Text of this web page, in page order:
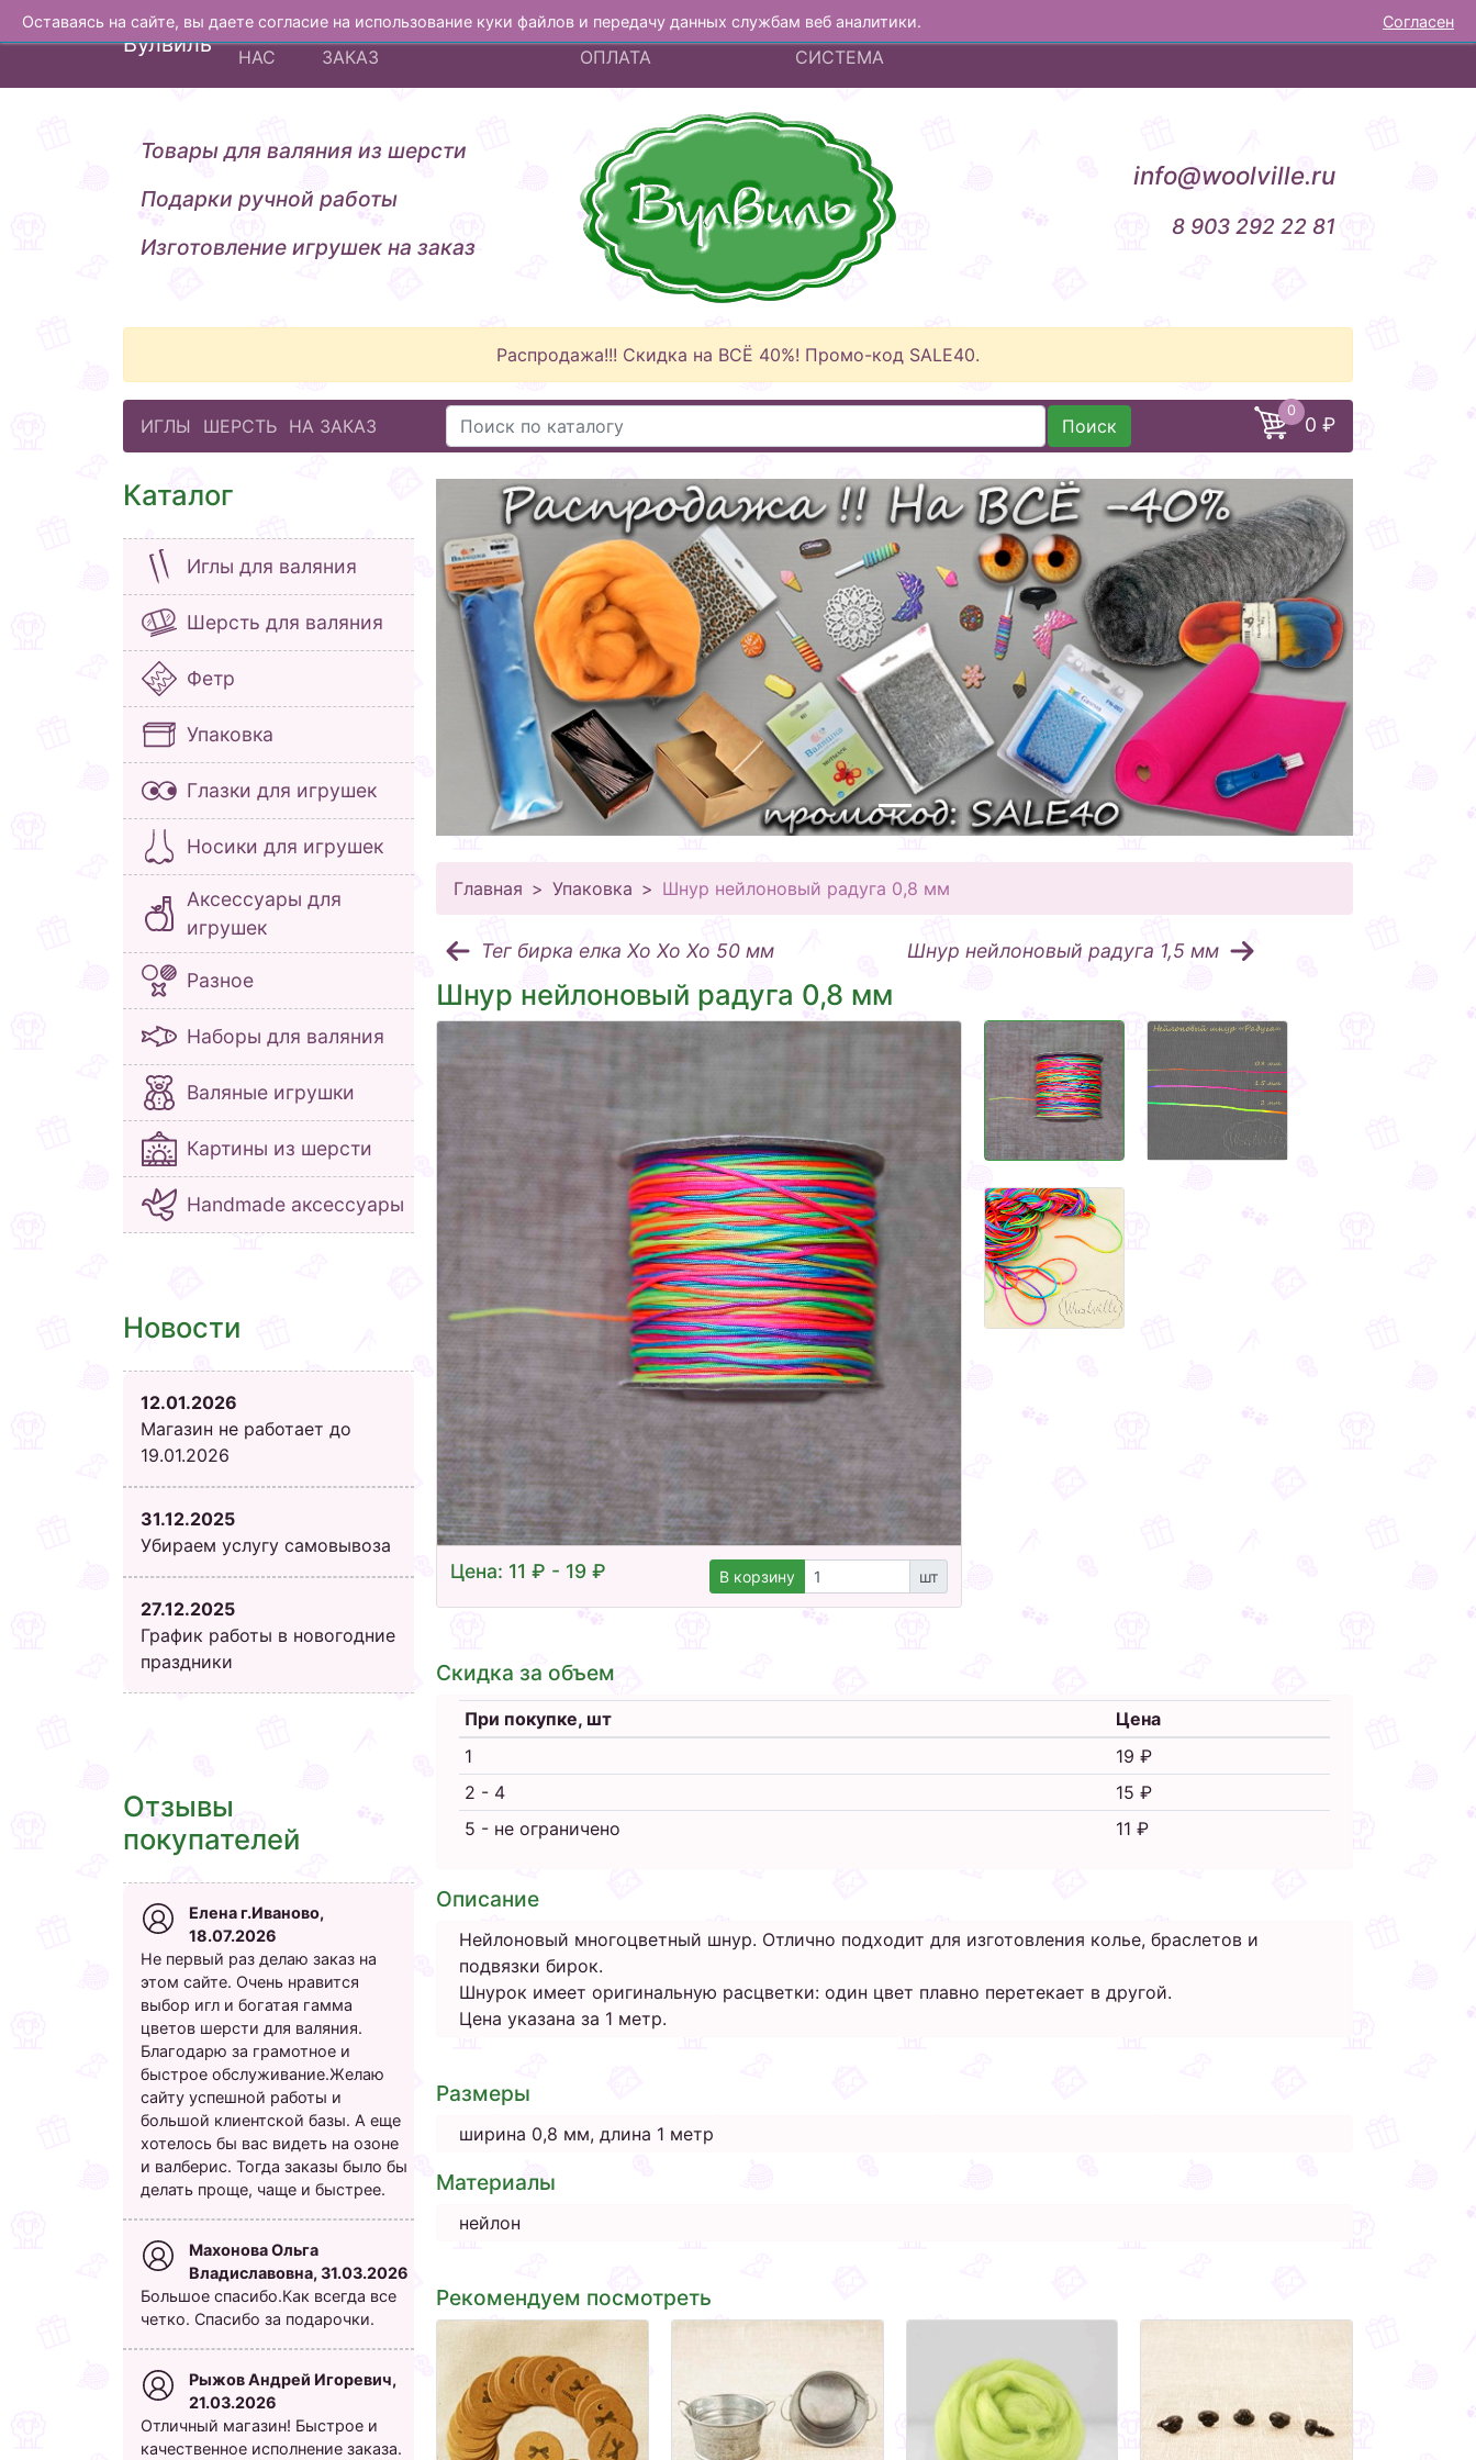
Оставаясь на сайте, вы даете согласие на использование куки файлов и передачу данных службам веб аналитики. Согласен
Вулвиль
О
НАС
ИЗГОТОВЛЕНИЕ НА
ЗАКАЗ
ДОСТАВКА И
ОПЛАТА
БОНУСНАЯ
СИСТЕМА
Товары для валяния из шерсти
Подарки ручной работы
Изготовление игрушек на заказ
info@woolville.ru
8 903 292 22 81
Распродажа!!! Скидка на ВСЁ 40%! Промо-код SALE40.
ИГЛЫ ШЕРСТЬ НА ЗАКАЗ Поиск
0
0 ₽
Каталог
Иглы для валяния
Шерсть для валяния
Фетр
Упаковка
Глазки для игрушек
Носики для игрушек
Аксессуары для
игрушек
Разное
Наборы для валяния
Валяные игрушки
Картины из шерсти
Handmade аксессуары
Новости
12.01.2026
Магазин не работает до
19.01.2026
31.12.2025
Убираем услугу самовывоза
27.12.2025
График работы в новогодние
праздники
Отзывы
покупателей
Елена г.Иваново,
18.07.2026
Не первый раз делаю заказ на
этом сайте. Очень нравится
выбор игл и богатая гамма
цветов шерсти для валяния.
Благодарю за грамотное и
быстрое обслуживание.Желаю
сайту успешной работы и
большой клиентской базы. А еще
хотелось бы вас видеть на озоне
и валберис. Тогда заказы было бы
делать проще, чаще и быстрее.
Махонова Ольга
Владиславовна, 31.03.2026
Большое спасибо.Как всегда все
четко. Спасибо за подарочки.
Рыжов Андрей Игоревич,
21.03.2026
Отличный магазин! Быстрое и
качественное исполнение заказа.
Главная Упаковка Шнур нейлоновый радуга 0,8 мм
Тег бирка елка Хо Хо Хо 50 мм Шнур нейлоновый радуга 1,5 мм
Шнур нейлоновый радуга 0,8 мм
Цена: 11 ₽ - 19 ₽ В корзину шт
Скидка за объем
При покупке, шт
Цена
1
19 ₽
2 - 4
15 ₽
5 - не ограничено
11 ₽
Описание
Нейлоновый многоцветный шнур. Отлично подходит для изготовления колье, браслетов и
подвязки бирок.
Шнурок имеет оригинальную расцветки: один цвет плавно перетекает в другой.
Цена указана за 1 метр.
Размеры
ширина 0,8 мм, длина 1 метр
Материалы
нейлон
Рекомендуем посмотреть